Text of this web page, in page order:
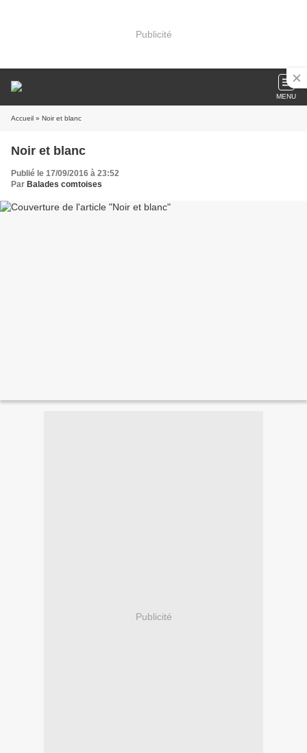
Publicité
MENU
Accueil » Noir et blanc
Noir et blanc
Publié le 17/09/2016 à 23:52
Par Balades comtoises
Publicité